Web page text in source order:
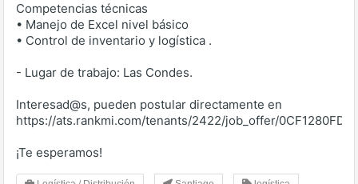
Competencias técnicas
• Manejo de Excel nivel básico
• Control de inventario y logística .
- Lugar de trabajo: Las Condes.
Interesad@s, pueden postular directamente en
https://ats.rankmi.com/tenants/2422/job_offer/0CF1280FD2
¡Te esperamos!